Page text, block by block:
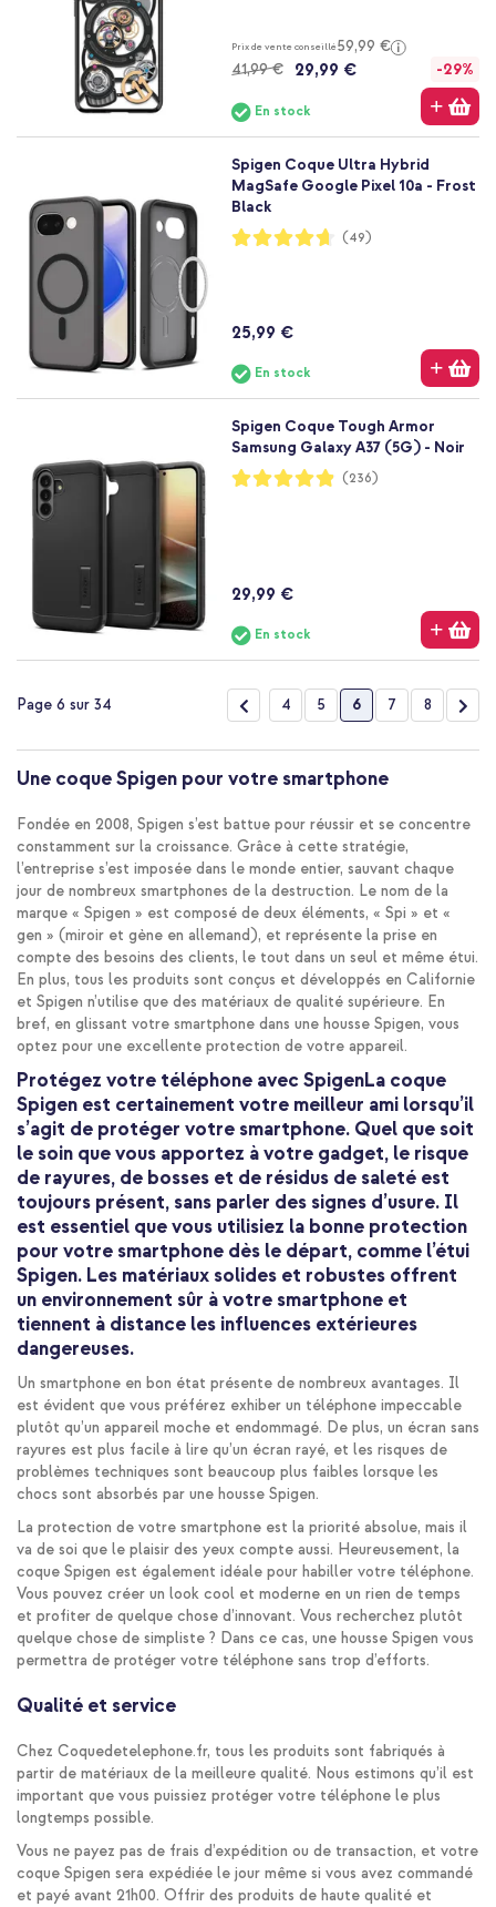
Prix de vente conseillé59,99 €
41,99 €
29,99 € -29%
En stock
Spigen Coque Ultra Hybrid
MagSafe Google Pixel 10a - Frost
Black
Notation:
93%
(49)
25,99 €
En stock
Spigen Coque Tough Armor
Samsung Galaxy A37 (5G) - Noir
Notation:
97%
(236)
29,99 €
En stock
Page 6 sur 34 PagePage
Précédent
Page
4 Page
5 Vous lisez
6 Page
7 Page
8
Une coque Spigen pour votre smartphone
Fondée en 2008, Spigen s’est battue pour réussir et se concentre
constamment sur la croissance. Grâce à cette stratégie,
l’entreprise s’est imposée dans le monde entier, sauvant chaque
jour de nombreux smartphones de la destruction. Le nom de la
marque « Spigen » est composé de deux éléments, « Spi » et «
gen » (miroir et gène en allemand), et représente la prise en
compte des besoins des clients, le tout dans un seul et même étui.
En plus, tous les produits sont conçus et développés en Californie
et Spigen n’utilise que des matériaux de qualité supérieure. En
bref, en glissant votre smartphone dans une housse Spigen, vous
optez pour une excellente protection de votre appareil.
Protégez votre téléphone avec SpigenLa coque
Spigen est certainement votre meilleur ami lorsqu’il
s’agit de protéger votre smartphone. Quel que soit
le soin que vous apportez à votre gadget, le risque
de rayures, de bosses et de résidus de saleté est
toujours présent, sans parler des signes d’usure. Il
est essentiel que vous utilisiez la bonne protection
pour votre smartphone dès le départ, comme l’étui
Spigen. Les matériaux solides et robustes offrent
un environnement sûr à votre smartphone et
tiennent à distance les influences extérieures
dangereuses.
Un smartphone en bon état présente de nombreux avantages. Il
est évident que vous préférez exhiber un téléphone impeccable
plutôt qu’un appareil moche et endommagé. De plus, un écran sans
rayures est plus facile à lire qu’un écran rayé, et les risques de
problèmes techniques sont beaucoup plus faibles lorsque les
chocs sont absorbés par une housse Spigen.
La protection de votre smartphone est la priorité absolue, mais il
va de soi que le plaisir des yeux compte aussi. Heureusement, la
coque Spigen est également idéale pour habiller votre téléphone.
Vous pouvez créer un look cool et moderne en un rien de temps
et profiter de quelque chose d’innovant. Vous recherchez plutôt
quelque chose de simpliste ? Dans ce cas, une housse Spigen vous
permettra de protéger votre téléphone sans trop d’efforts.
Qualité et service
Chez Coquedetelephone.fr, tous les produits sont fabriqués à
partir de matériaux de la meilleure qualité. Nous estimons qu’il est
important que vous puissiez protéger votre téléphone le plus
longtemps possible.
Vous ne payez pas de frais d’expédition ou de transaction, et votre
coque Spigen sera expédiée le jour même si vous avez commandé
et payé avant 21h00. Offrir des produits de haute qualité et